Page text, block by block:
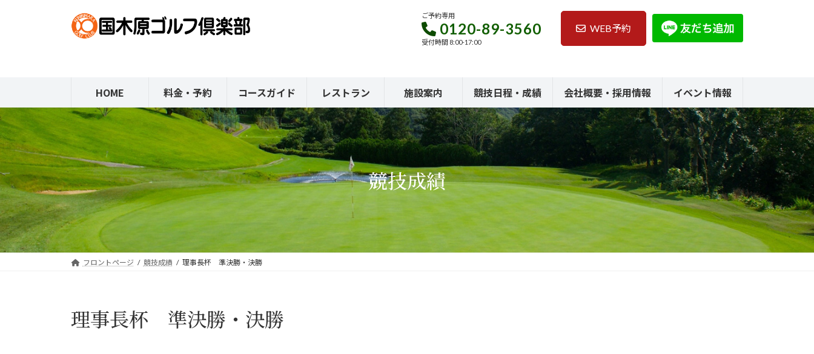
キ
ッ
プ
に
移
動
ご予約専用
0120-89-3560
受付時間 8:00-17:00
WEB予約
HOME 料金・予約 コースガイド レストラン 施設案内 競技日程・成績 会社概要・採用情報 イベント情報
競技成績
フロントページ 競技成績 理事長杯 準決勝・決勝
理事長杯 準決勝・決勝